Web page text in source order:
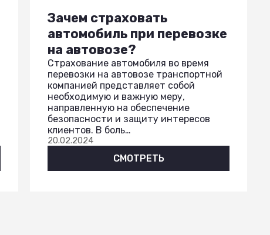
Зачем страховать
автомобиль при перевозке
на автовозе?
Страхование автомобиля во время
перевозки на автовозе транспортной
компанией представляет собой
необходимую и важную меру,
направленную на обеспечение
безопасности и защиту интересов
клиентов. В боль…
20.02.2024
СМОТРЕТЬ